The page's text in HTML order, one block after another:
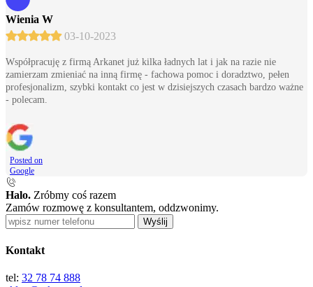
Wienia W
03-10-2023
Współpracuję z firmą Arkanet już kilka ładnych lat i jak na razie nie
zamierzam zmieniać na inną firmę - fachowa pomoc i doradztwo, pełen
profesjonalizm, szybki kontakt co jest w dzisiejszych czasach bardzo ważne
- polecam.
Posted on
Google
Halo. Zróbmy coś razem
Zamów rozmowę z konsultantem, oddzwonimy.
Wyślij
Kontakt
tel: 32 78 74 888